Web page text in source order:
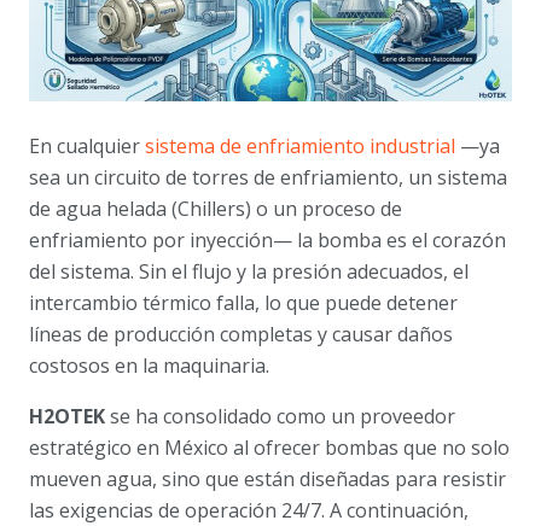
En cualquiersistema de enfriamiento industrial —ya
sea un circuito de torres de enfriamiento, un sistema
de agua helada (Chillers) o un proceso de
enfriamiento por inyección— la bomba es el corazón
del sistema. Sin el flujo y la presión adecuados, el
intercambio térmico falla, lo que puede detener
líneas de producción completas y causar daños
costosos en la maquinaria.
H2OTEKse ha consolidado como un proveedor
estratégico en México al ofrecer bombas que no solo
mueven agua, sino que están diseñadas para resistir
las exigencias de operación 24/7. A continuación,